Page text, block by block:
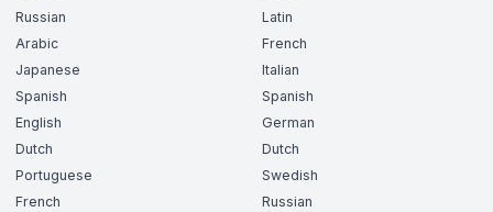
Russian
Arabic
Japanese
Spanish
English
Dutch
Portuguese
French
Latin
French
Italian
Spanish
German
Dutch
Swedish
Russian